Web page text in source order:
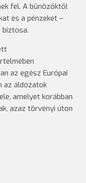
fel. A bűnözőktől
és a pénzeket –
biztosa.
az egész Európai
az áldozatok
amelyet korábban
azaz törvényi úton